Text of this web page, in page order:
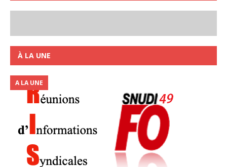
À LA UNE
A LA UNE